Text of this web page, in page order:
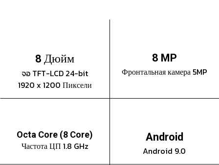
8 Дюйм
จอ TFT-LCD 24-bit
1920 x 1200 Пиксели
8 MP
Фронтальная камера 5MP
Octa Core (8 Core)
Частота ЦП 1.8 GHz
Android
Android 9.0